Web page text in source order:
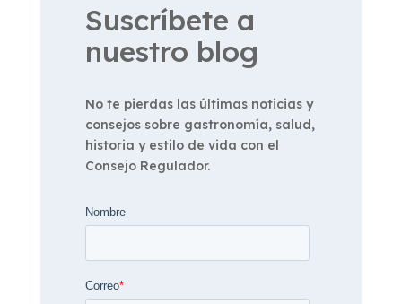
Suscríbete a
nuestro blog
No te pierdas las últimas noticias y
consejos sobre gastronomía, salud,
historia y estilo de vida con el
Consejo Regulador.